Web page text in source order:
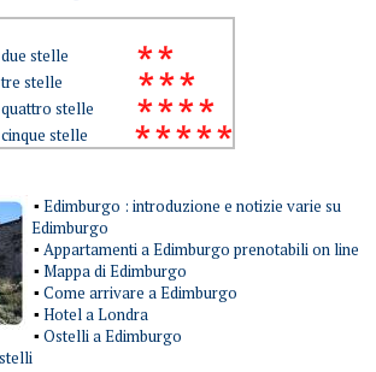
stelle
stelle
quattro stelle
cinque stelle
▪ Edimburgo : introduzione e notizie varie su
Edimburgo
▪ Appartamenti a Edimburgo prenotabili on line
▪ Mappa di Edimburgo
▪ Come arrivare a Edimburgo
▪ Hotel a Londra
▪ Ostelli a Edimburgo